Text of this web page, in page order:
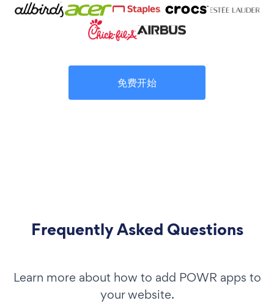
免费开始
Frequently Asked Questions
Learn more about how to add POWR apps to
your website.